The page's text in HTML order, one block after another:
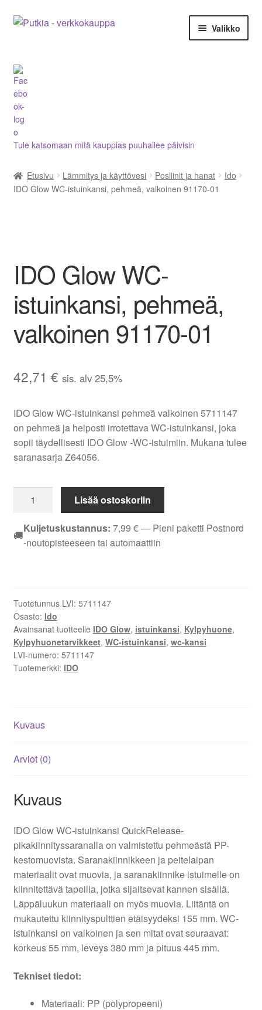
Siirry
Siirry
Valikko
Tietoja meistä
Asiakastilini
Ostoskori
Kassalle
Evästekäytäntö (EU)
Tule katsomaan mitä kauppias puuhailee päivisin
Etusivu Lämmitys ja käyttövesi Posliinit ja hanat
Ido
IDO Glow WC-istuinkansi, pehmeä, valkoinen 91170-01
IDO Glow WC-
istuinkansi, pehmeä,
valkoinen 91170-01
42,71 € sis. alv 25,5%
IDO Glow WC-istuinkansi pehmeä valkoinen 5711147
on pehmeä ja helposti irrotettava WC-istuinkansi, joka
sopii täydellisesti IDO Glow -WC-istuimiin. Mukana tulee
saranasarja Z64056.
Glow
WC-
istuinkansi,
määrä
Lisää ostoskoriin
🚚Kuljetuskustannus: 7,99 €— Pieni paketti Postnord
-noutopisteeseen tai automaattiin
Tuotetunnus LVI: 5711147
Osasto: Ido
Avainsanat tuotteelle IDO Glow, istuinkansi, Kylpyhuone,
Kylpyhuonetarvikkeet, WC-istuinkansi, wc-kansi
LVI-numero: 5711147
Tuotemerkki: IDO
Kuvaus
Arviot (0)
Kuvaus
IDO Glow WC-istuinkansi QuickRelease-
pikakiinnityssaranalla on valmistettu pehmeästä PP-
kestomuovista. Saranakiinnikkeen ja peitelaipan
materiaalit ovat muovia, ja saranakiinnike istuimelle on
kiinnitettävä tapeilla, jotka sijaitsevat kannen sisällä.
Läppäluukun materiaali on myös muovia. Liitäntä on
mukautettu kiinnityspulttien etäisyydeksi 155 mm. WC-
istuinkansi on valkoinen ja sen mitat ovat seuraavat:
korkeus 55 mm, leveys 380 mm ja pituus 445 mm.
Tekniset tiedot:
Materiaali: PP (polypropeeni)